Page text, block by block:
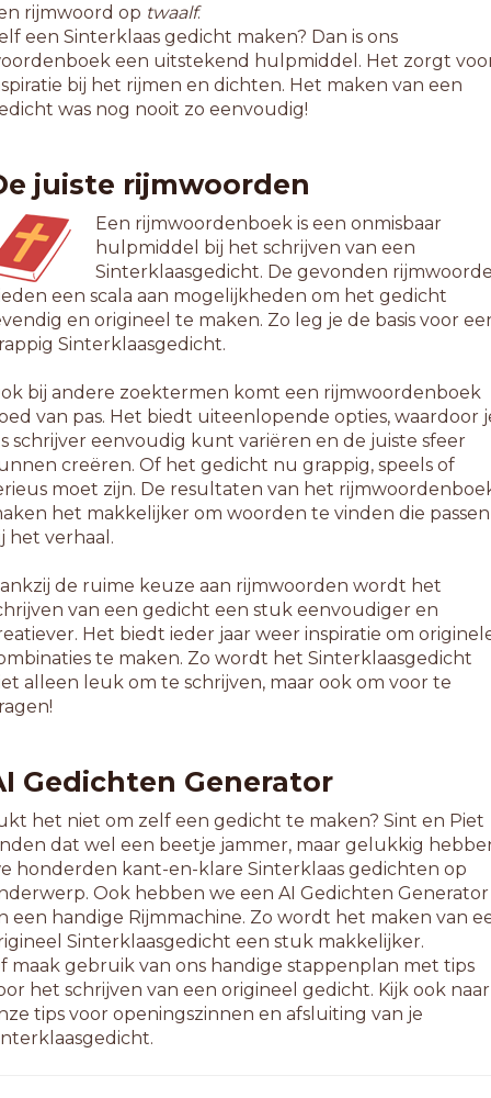
rijmwoord op twaalf.
een Sinterklaas gedicht maken? Dan is ons
een uitstekend hulpmiddel. Het zorgt
bij het rijmen en dichten. Het maken van een
was nog nooit zo eenvoudig!
juiste rijmwoorden
Een rijmwoordenboek is een onmisbaar
hulpmiddel bij het schrijven van een
Sinterklaasgedicht. De gevonden
een scala aan mogelijkheden om het gedicht
en origineel te maken. Zo leg je de basis voor
Sinterklaasgedicht.
bij andere zoektermen komt een rijmwoordenboek
van pas. Het biedt uiteenlopende opties, waardoor
schrijver eenvoudig kunt variëren en de juiste sfeer
creëren. Of het gedicht nu grappig, speels of
moet zijn. De resultaten van het
het makkelijker om woorden te vinden die passen
het verhaal.
de ruime keuze aan rijmwoorden wordt het
van een gedicht een stuk eenvoudiger en
Het biedt ieder jaar weer inspiratie om
te maken. Zo wordt het Sinterklaasgedicht
alleen leuk om te schrijven, maar ook om voor te
Gedichten Generator
het niet om zelf een gedicht te maken? Sint en Piet
dat wel een beetje jammer, maar gelukkig
honderden kant-en-klare Sinterklaas gedichten op
Ook hebben we een AI Gedichten Generator
een handige Rijmmachine. Zo wordt het maken van
Sinterklaasgedicht een stuk makkelijker.
maak gebruik van ons handige stappenplan met tips
het schrijven van een origineel gedicht. Kijk ook naar
tips voor openingszinnen en afsluiting van je